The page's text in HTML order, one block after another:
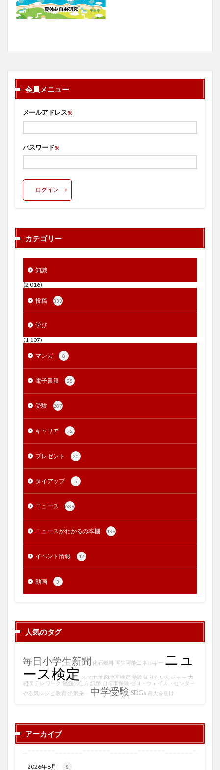
会員メニュー
メールアドレス※
パスワード※
ログイン
カテゴリー
知識
(2,016)
投稿 333
学び
(1,107)
マンガ 8
電子書籍 28
受験 287
キャリア 72
プレゼント 20
タイアップ 5
ニュース 689
ニュースがわかるの本棚 189
イベント情報 12
動画 3
人気のタグ
毎日小学生新聞 化石燃料 再生可能エネルギー ニュ
ース検定 スマホ 地図地理検定 受験 知りたいんジャー 大
相撲 テレワーク 勉強の仕方 紙幣 自転車保険 ゼロ・ウェイストセンター
やる気レシピ 教育 渋沢栄一 中学受験 SDGs 青天を衝け
アーカイブ
2026年8月 8